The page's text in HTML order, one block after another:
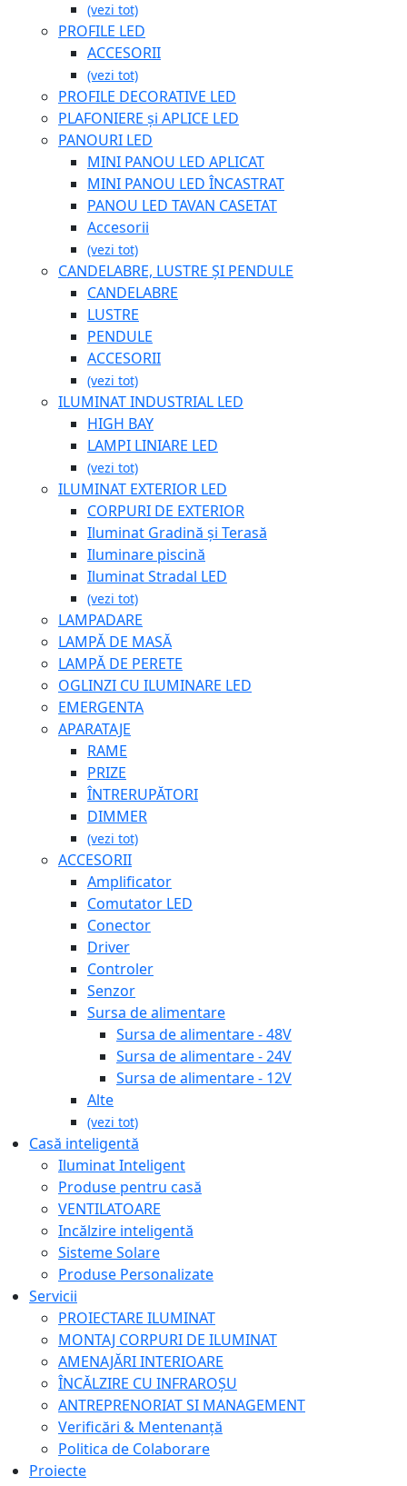
(vezi tot)
PROFILE LED
ACCESORII
(vezi tot)
PROFILE DECORATIVE LED
PLAFONIERE și APLICE LED
PANOURI LED
MINI PANOU LED APLICAT
MINI PANOU LED ÎNCASTRAT
PANOU LED TAVAN CASETAT
Accesorii
(vezi tot)
CANDELABRE, LUSTRE ȘI PENDULE
CANDELABRE
LUSTRE
PENDULE
ACCESORII
(vezi tot)
ILUMINAT INDUSTRIAL LED
HIGH BAY
LAMPI LINIARE LED
(vezi tot)
ILUMINAT EXTERIOR LED
CORPURI DE EXTERIOR
Iluminat Gradină și Terasă
Iluminare piscină
Iluminat Stradal LED
(vezi tot)
LAMPADARE
LAMPĂ DE MASĂ
LAMPĂ DE PERETE
OGLINZI CU ILUMINARE LED
EMERGENTA
APARATAJE
RAME
PRIZE
ÎNTRERUPĂTORI
DIMMER
(vezi tot)
ACCESORII
Amplificator
Comutator LED
Conector
Driver
Controler
Senzor
Sursa de alimentare
Sursa de alimentare - 48V
Sursa de alimentare - 24V
Sursa de alimentare - 12V
Alte
(vezi tot)
Casă inteligentă
Iluminat Inteligent
Produse pentru casă
VENTILATOARE
Incălzire inteligentă
Sisteme Solare
Produse Personalizate
Servicii
PROIECTARE ILUMINAT
MONTAJ CORPURI DE ILUMINAT
AMENAJĂRI INTERIOARE
ÎNCĂLZIRE CU INFRAROȘU
ANTREPRENORIAT SI MANAGEMENT
Verificări & Mentenanță
Politica de Colaborare
Proiecte